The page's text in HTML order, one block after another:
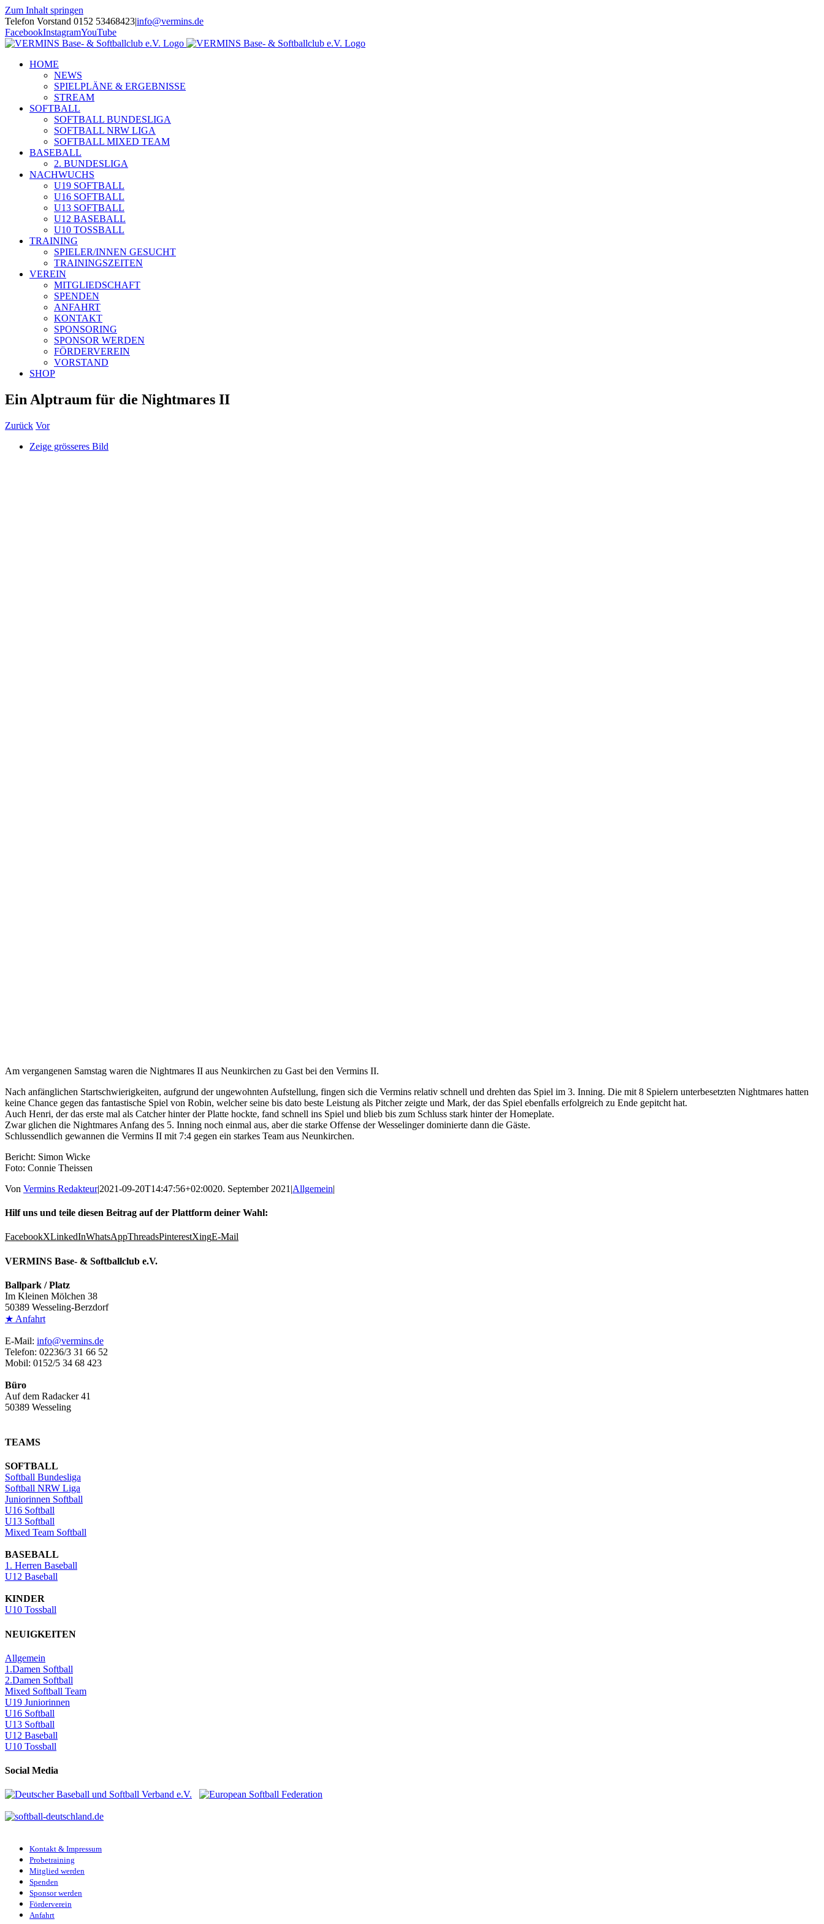
Zum Inhalt springen
Telefon Vorstand 0152 53468423|info@vermins.de
FacebookInstagramYouTube
HOME
NEWS
SPIELPLÄNE & ERGEBNISSE
STREAM
SOFTBALL
SOFTBALL BUNDESLIGA
SOFTBALL NRW LIGA
SOFTBALL MIXED TEAM
BASEBALL
2. BUNDESLIGA
NACHWUCHS
U19 SOFTBALL
U16 SOFTBALL
U13 SOFTBALL
U12 BASEBALL
U10 TOSSBALL
TRAINING
SPIELER/INNEN GESUCHT
TRAININGSZEITEN
VEREIN
MITGLIEDSCHAFT
SPENDEN
ANFAHRT
KONTAKT
SPONSORING
SPONSOR WERDEN
FÖRDERVEREIN
VORSTAND
SHOP
Ein Alptraum für die Nightmares II
Zurück Vor
Zeige grösseres Bild
Am vergangenen Samstag waren die Nightmares II aus Neunkirchen zu Gast bei den Vermins II.
Nach anfänglichen Startschwierigkeiten, aufgrund der ungewohnten Aufstellung, fingen sich die Vermins relativ schnell und drehten das Spiel im 3. Inning. Die mit 8 Spielern unterbesetzten Nightmares hatten
keine Chance gegen das fantastische Spiel von Robin, welcher seine bis dato beste Leistung als Pitcher zeigte und Mark, der das Spiel ebenfalls erfolgreich zu Ende gepitcht hat.
Auch Henri, der das erste mal als Catcher hinter der Platte hockte, fand schnell ins Spiel und blieb bis zum Schluss stark hinter der Homeplate.
Zwar glichen die Nightmares Anfang des 5. Inning noch einmal aus, aber die starke Offense der Wesselinger dominierte dann die Gäste.
Schlussendlich gewannen die Vermins II mit 7:4 gegen ein starkes Team aus Neunkirchen.
Bericht: Simon Wicke
Foto: Connie Theissen
Von Vermins Redakteur|2021-09-20T14:47:56+02:0020. September 2021 |Allgemein|
Hilf uns und teile diesen Beitrag auf der Plattform deiner Wahl:
FacebookXLinkedInWhatsAppThreadsPinterestXingE-Mail
VERMINS Base- & Softballclub e.V.
Ballpark / Platz
Im Kleinen Mölchen 38
50389 Wesseling-Berzdorf
★ Anfahrt
E-Mail: info@vermins.de
Telefon: 02236/3 31 66 52
Mobil: 0152/5 34 68 423
Büro
Auf dem Radacker 41
50389 Wesseling
TEAMS
SOFTBALL
Softball Bundesliga
Softball NRW Liga
Juniorinnen Softball
U16 Softball
U13 Softball
Mixed Team Softball
BASEBALL
1. Herren Baseball
U12 Baseball
KINDER
U10 Tossball
NEUIGKEITEN
Allgemein
1.Damen Softball
2.Damen Softball
Mixed Softball Team
U19 Juniorinnen
U16 Softball
U13 Softball
U12 Baseball
U10 Tossball
Social Media
Kontakt & Impressum
Probetraining
Mitglied werden
Spenden
Sponsor werden
Förderverein
Anfahrt